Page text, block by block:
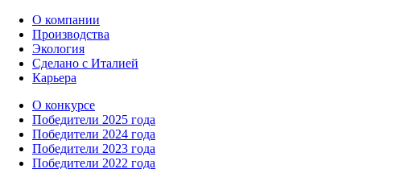
О компании
Производства
Экология
Сделано с Италией
Карьера
О конкурсе
Победители 2025 года
Победители 2024 года
Победители 2023 года
Победители 2022 года